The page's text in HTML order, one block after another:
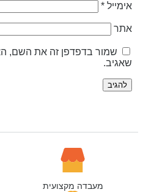
*
שמור בדפדפן זה את השם,
מעבדה מקצועית